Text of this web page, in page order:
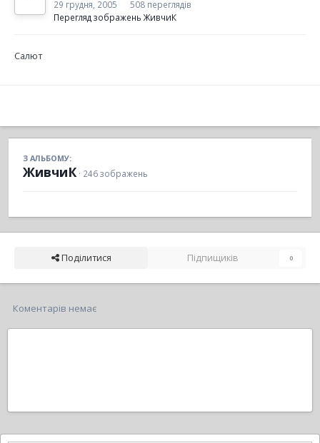
29 грудня, 2005
508 переглядів
Перегляд зображень ЖивчиК
Салют
З АЛЬБОМУ:
ЖивчиК · 246 зображень
Поділитися Підпищиків 0
Коментарів немає